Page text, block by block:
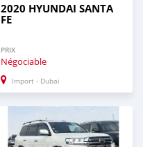
2020 HYUNDAI SANTA
FE
PRIX
Négociable
Import - Dubai